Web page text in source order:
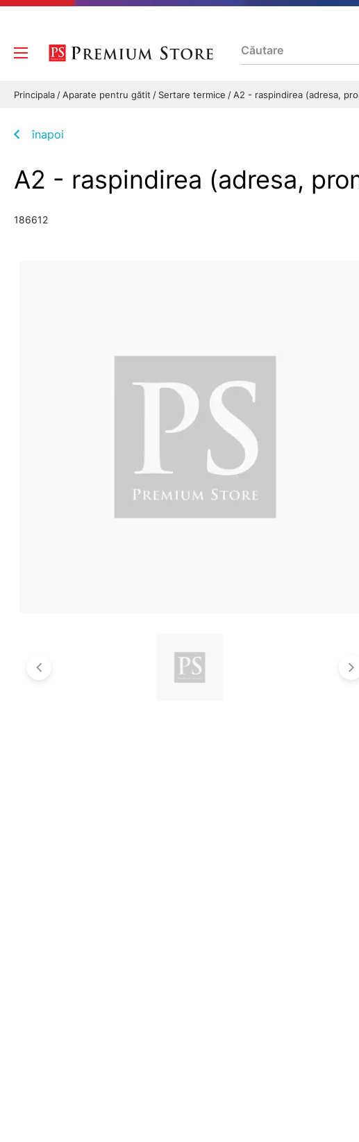
Principala Aparate pentru gătit Sertare termice A2 - raspindirea (adresa,
înapoi
A2 - raspindirea (adresa,
186612